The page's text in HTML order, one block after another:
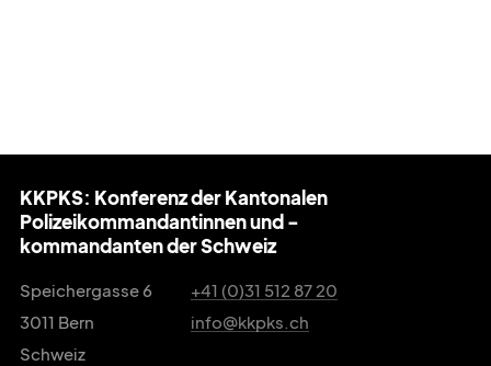
KKPKS: Konferenz der Kantonalen
Polizeikommandantinnen und -
kommandanten der Schweiz
Speichergasse 6
3011 Bern
Schweiz
+41 (0)31 512 87 20
info@kkpks.ch